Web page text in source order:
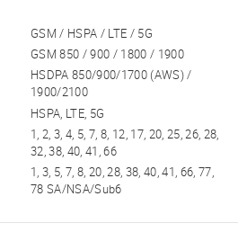
GSM / HSPA / LTE / 5G
GSM 850 / 900 / 1800 / 1900
HSDPA 850/900/1700 (AWS) /
1900/2100
HSPA, LTE, 5G
1, 2, 3, 4, 5, 7, 8, 12, 17, 20, 25, 26, 28,
32, 38, 40, 41, 66
1, 3, 5, 7, 8, 20, 28, 38, 40, 41, 66, 77,
78 SA/NSA/Sub6